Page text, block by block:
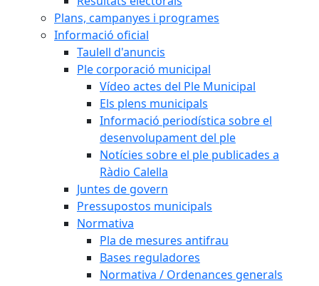
Plans, campanyes i programes
Informació oficial
Taulell d'anuncis
Ple corporació municipal
Vídeo actes del Ple Municipal
Els plens municipals
Informació periodística sobre el
desenvolupament del ple
Notícies sobre el ple publicades a
Ràdio Calella
Juntes de govern
Pressupostos municipals
Normativa
Pla de mesures antifrau
Bases reguladores
Normativa / Ordenances generals